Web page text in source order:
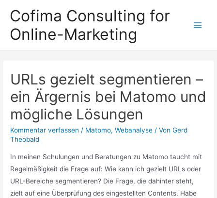
Inhalt
springen
Cofima Consulting for
Online-Marketing
URLs gezielt segmentieren –
ein Ärgernis bei Matomo und
mögliche Lösungen
Kommentar verfassen / Matomo,Webanalyse / VonGerd
Theobald
In meinen Schulungen und Beratungen zu Matomo taucht mit
Regelmäßigkeit die Frage auf: Wie kann ich gezielt URLs oder
URL-Bereiche segmentieren? Die Frage, die dahinter steht,
zielt auf eine Überprüfung des eingestellten Contents. Habe